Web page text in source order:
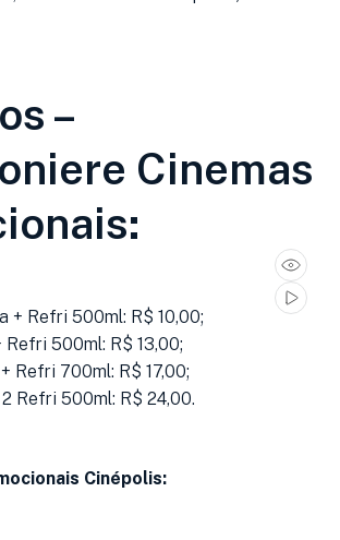
–
Cinemas
+ Refri 500ml: R$ 10,00;
500ml: R$ 13,00;
Refri 700ml: R$ 17,00;
Refri 500ml: R$ 24,00.
Cinépolis: